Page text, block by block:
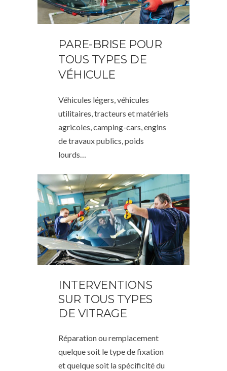
PARE-BRISE POUR
TOUS TYPES DE
VÉHICULE
Véhicules légers, véhicules
utilitaires, tracteurs et matériels
agricoles, camping-cars, engins
de travaux publics, poids
lourds…
INTERVENTIONS
SUR TOUS TYPES
DE VITRAGE
Réparation ou remplacement
quelque soit le type de fixation
et quelque soit la spécificité du